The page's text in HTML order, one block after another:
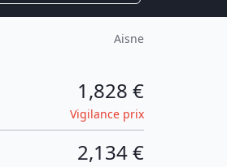
Aisne
1,828 €
Vigilance prix
2,134 €